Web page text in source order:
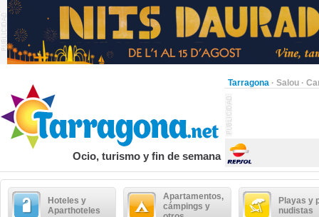
Tarragona · Salou ·
Ocio, turismo y fin de semana
Hoteles y
Aparthoteles
Apartamentos,
cámpings y
Playas y
nudistas